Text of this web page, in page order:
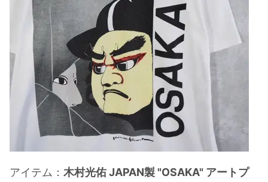
アイテム： 木村光佑 JAPAN製 "OSAKA" アートプ